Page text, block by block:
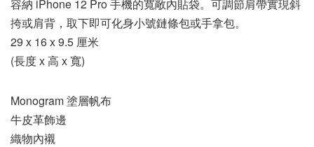
容納 iPhone 12 Pro 手機的寬敞內貼袋。可調節肩帶實現斜
挎或肩背，取下即可化身小號鏈條包或手拿包。
29 x 16 x 9.5 厘米
(長度 x 高 x 寬)
Monogram 塗層帆布
牛皮革飾邊
織物內襯